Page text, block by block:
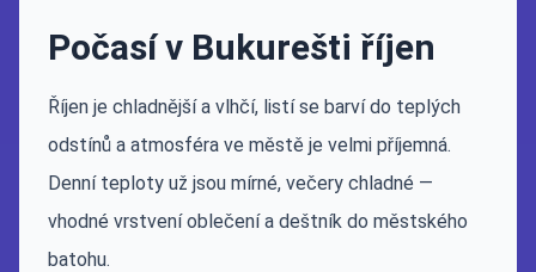
Počasí v Bukurešti říjen
Říjen je chladnější a vlhčí, listí se barví do teplých
odstínů a atmosféra ve městě je velmi příjemná.
Denní teploty už jsou mírné, večery chladné —
vhodné vrstvení oblečení a deštník do městského
batohu.